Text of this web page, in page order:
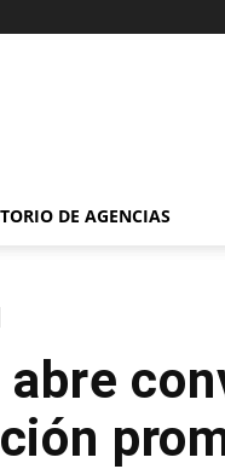
DE AGENCIAS